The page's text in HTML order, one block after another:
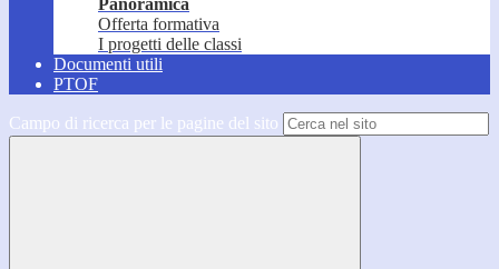
Panoramica
Offerta formativa
I progetti delle classi
Documenti utili
PTOF
Campo di ricerca per le pagine del sito